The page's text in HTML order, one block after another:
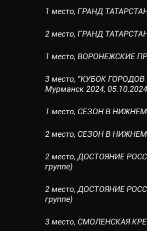
1 место, ГРАНД
2 место, ГРАНД
1 место, ВОРОНЕЖСКИЕ
3 место, "КУБОК ГОРОДОВ
Мурманск 2024,
1 место, СЕЗОН В НИЖНЕМ
2 место, СЕЗОН В НИЖНЕМ
2 место, ДОСТОЯНИЕ
группе)
2 место, ДОСТОЯНИЕ
группе)
3 место, СМОЛЕНСКАЯ